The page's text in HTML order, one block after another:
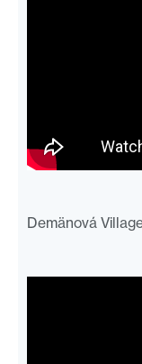
Demänová